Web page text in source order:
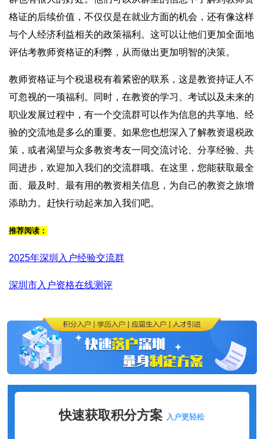
格证的后续价值，不仅仅是在就业方面的机会，还有像这样
与个人经济利益相关的政策福利。这可以让他们更加全面地
评估考教师资格证的利弊，从而做出更加明智的决策。
教师资格证与个税退税有着紧密的联系，这是教资持证人不
可忽视的一项福利。同时，在教资的学习、考试以及未来的
职业发展过程中，有一个交流群可以作为信息的共享地、经
验的交流地是多么的重要。如果您也想深入了解教资退税政
策，或者渴望与众多教资考友一同交流讨论、分享经验、共
同进步，欢迎加入我们的交流群哦。在这里，您能获取最全
面、最及时、最有用的教资相关信息，为自己的教资之旅增
添助力。赶快行动起来加入我们吧。
推荐阅读：
2025年深圳入户经验交流群
深圳市入户资格在线测评
快速获取积分方案 入户更轻松